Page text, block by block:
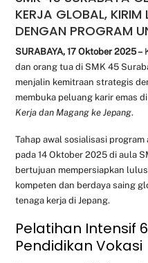
KERJA GLOBAL, KIRIM
DENGAN PROGRAM
SURABAYA, 17 Oktober 2025 –
dan orang tua di SMK 45
menjalin kemitraan strategis
membuka peluang karir emas
Kerja dan Magang ke Jepang.
Tahap awal sosialisasi
pada 14 Oktober 2025 di aula
bertujuan mempersiapkan
kompeten dan berdaya saing
tenaga kerja di Jepang.
Pelatihan Intensif
Pendidikan Vokasi